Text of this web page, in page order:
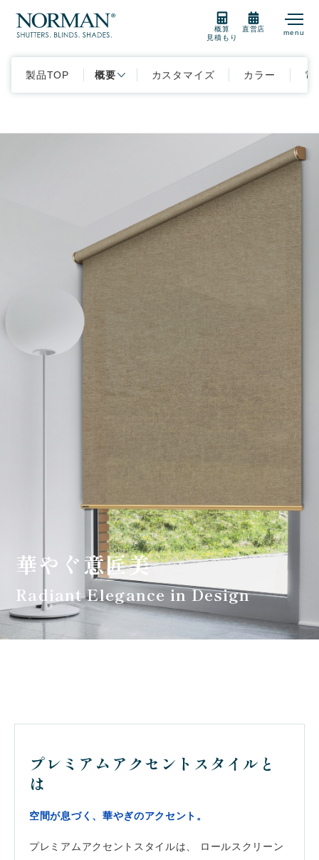
概算
見積もり
直営店 menu
製品TOP 概要 カスタマイズ カラー 電
華やぐ意匠美
Radiant Elegance in Design
プレミアムアクセントスタイルと
は
空間が息づく、華やぎのアクセント。
プレミアムアクセントスタイルは、 ロールスクリーン
製品紹介
会社案内
お客様の実例集 お知らせ
よくあるご質問 お問い合わせ